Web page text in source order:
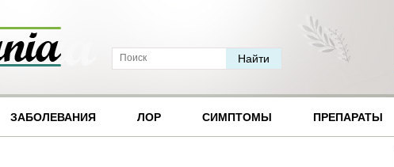
ЗАБОЛЕВАНИЯ ЛОР СИМПТОМЫ ПРЕПАРАТЫ